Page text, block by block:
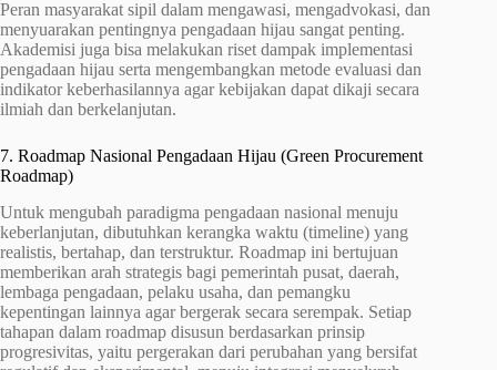
Peran masyarakat sipil dalam mengawasi, mengadvokasi, dan
menyuarakan pentingnya pengadaan hijau sangat penting.
Akademisi juga bisa melakukan riset dampak implementasi
pengadaan hijau serta mengembangkan metode evaluasi dan
indikator keberhasilannya agar kebijakan dapat dikaji secara
ilmiah dan berkelanjutan.
7. Roadmap Nasional Pengadaan Hijau (Green Procurement
Roadmap)
Untuk mengubah paradigma pengadaan nasional menuju
keberlanjutan, dibutuhkan kerangka waktu (timeline) yang
realistis, bertahap, dan terstruktur. Roadmap ini bertujuan
memberikan arah strategis bagi pemerintah pusat, daerah,
lembaga pengadaan, pelaku usaha, dan pemangku
kepentingan lainnya agar bergerak secara serempak. Setiap
tahapan dalam roadmap disusun berdasarkan prinsip
progresivitas, yaitu pergerakan dari perubahan yang bersifat